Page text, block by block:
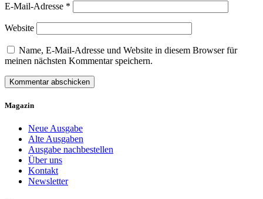
E-Mail-Adresse *
Website
Name, E-Mail-Adresse und Website in diesem Browser für
meinen nächsten Kommentar speichern.
Magazin
Neue Ausgabe
Alte Ausgaben
Ausgabe nachbestellen
Über uns
Kontakt
Newsletter